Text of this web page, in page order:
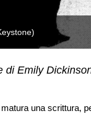
Emily
una scrittura,